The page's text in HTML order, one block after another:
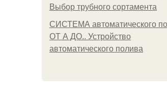
Выбор трубного сортамента
СИСТЕМА автоматического
ОТ А ДО.. Устройство
автоматического полива